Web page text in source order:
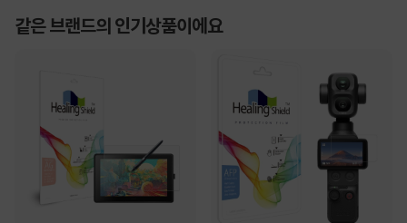
같은 브랜드의 인기상품이에요